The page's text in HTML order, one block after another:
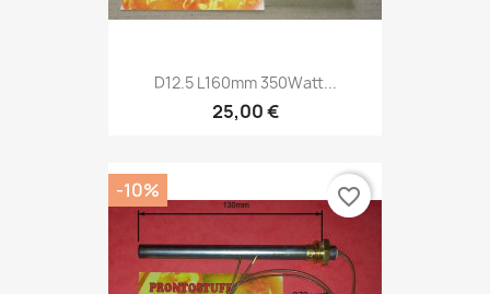
D12.5 L160mm 350Watt...
25,00 €
-10% favorite_border